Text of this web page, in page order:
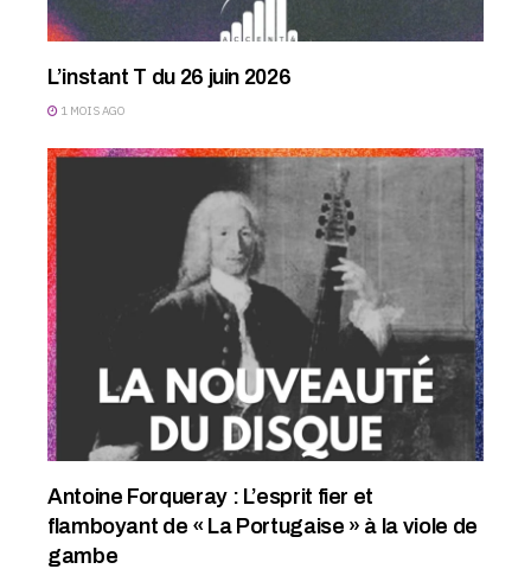
L’instant T du 26 juin 2026
1 MOIS AGO
Antoine Forqueray : L’esprit fier et
flamboyant de « La Portugaise » à la viole de
gambe